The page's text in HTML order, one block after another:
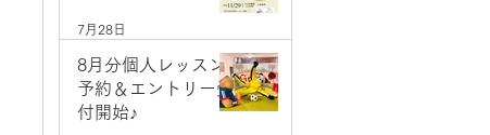
7月28日
8月分個人レッスン
予約＆エントリー受
付開始♪